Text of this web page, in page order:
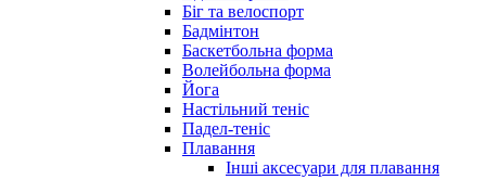
Біг та велоспорт
Бадмінтон
Баскетбольна форма
Волейбольна форма
Йога
Настільний теніс
Падел-теніс
Плавання
Інші аксесуари для плавання